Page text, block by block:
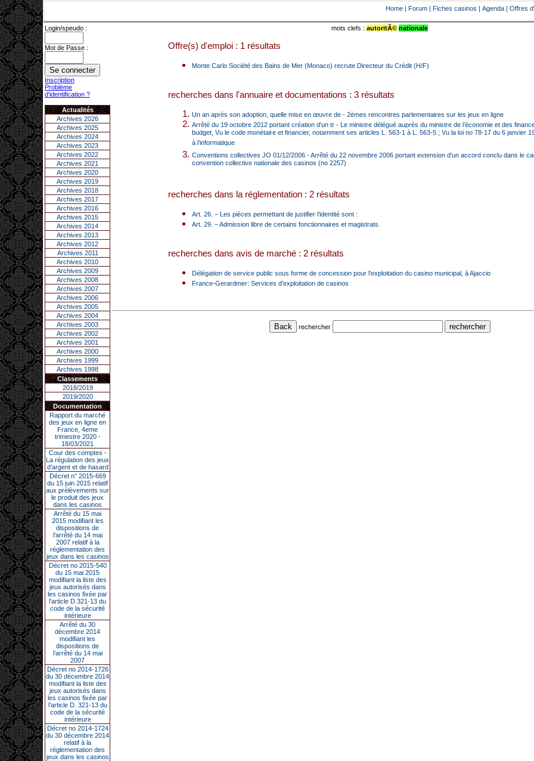
Home | Forum | Fiches casinos | Agenda | Offres
Login/speudo :
Mot de Passe :
Inscription
Problème
d'identification ?
Actualités
Archives 2026
Archives 2025
Archives 2024
Archives 2023
Archives 2022
Archives 2021
Archives 2020
Archives 2019
Archives 2018
Archives 2017
Archives 2016
Archives 2015
Archives 2014
Archives 2013
Archives 2012
Archives 2011
Archives 2010
Archives 2009
Archives 2008
Archives 2007
Archives 2006
Archives 2005
Archives 2004
Archives 2003
Archives 2002
Archives 2001
Archives 2000
Archives 1999
Archives 1998
Classements
2018/2019
2019/2020
Documentation
Rapport du marché
des jeux en ligne en
France, 4eme
trimestre 2020 -
18/03/2021
Cour des comptes -
La régulation des jeux
d’argent et de hasard
Décret n° 2015-669
du 15 juin 2015 relatif
aux prélèvements sur
le produit des jeux
dans les casinos
Arrêté du 15 mai
2015 modifiant les
dispositions de
l’arrêté du 14 mai
2007 relatif à la
réglementation des
jeux dans les casinos
Décret no 2015-540
du 15 mai 2015
modifiant la liste des
jeux autorisés dans
les casinos fixée par
l’article D.321-13 du
code de la sécurité
intérieure
Arrêté du 30
décembre 2014
modifiant les
dispositions de
l’arrêté du 14 mai
2007
Décret no 2014-1726
du 30 décembre 2014
modifiant la liste des
jeux autorisés dans
les casinos fixée par
l’article D. 321-13 du
code de la sécurité
intérieure
Décret no 2014-1724
du 30 décembre 2014
relatif à la
réglementation des
jeux dans les casinos
mots clefs : autoritÃ© nationale
Offre(s) d'emploi : 1 résultats
Monte Carlo Société des Bains de Mer (Monaco) recrute Directeur du Crédit (H/F)
recherches dans l'annuaire et documentations : 3 résultats
Un an après son adoption, quelle mise en œuvre de - 2èmes rencontres parlementaires sur les jeux en ligne
Arrêté du 19 octobre 2012 portant création d’un tr - Le ministre délégué auprès du ministre de l’économie et des
budget, Vu le code monétaire et financier, notamment ses articles L. 563-1 à L. 563-5 ; Vu la loi no 78-17 du 6 janvier
à l’informatique
Conventions collectives JO 01/12/2006 - Arrêté du 22 novembre 2006 portant extension d’un accord conclu dans le
convention collective nationale des casinos (no 2257)
recherches dans la réglementation : 2 résultats
Art. 26. − Les pièces permettant de justifier l’identité sont :
Art. 29. − Admission libre de certains fonctionnaires et magistrats.
recherches dans avis de marché : 2 résultats
Délégation de service public sous forme de concession pour l'exploitation du casino municipal, à Ajaccio
France-Gerardmer: Services d'exploitation de casinos
rechercher